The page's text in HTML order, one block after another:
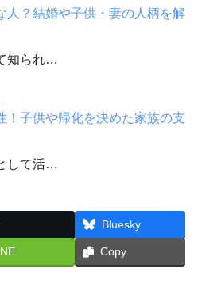
人？結婚や子供・妻の人柄を解
知られ…
！子供や帰化を決めた家族の支
して活…
Bluesky
Copy